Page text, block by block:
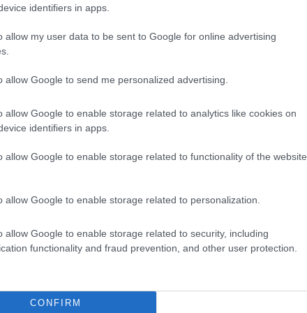
identifiers in apps.
allow my user data to be sent to Google for online advertising
allow Google to send me personalized advertising.
allow Google to enable storage related to analytics like cookies on
identifiers in apps.
allow Google to enable storage related to functionality of the website
allow Google to enable storage related to personalization.
allow Google to enable storage related to security, including
functionality and fraud prevention, and other user protection.
CONFIRM
és azt elfogadom.
hangulata – Jön a második forduló! (X)